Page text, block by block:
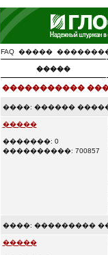
FAQ �����
�����
�����������
����: ������
�����
�������: 0
����������: 700857
����: ���������
�����